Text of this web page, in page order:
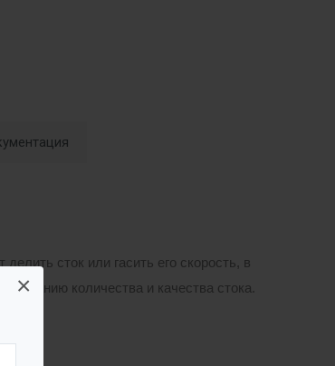
×
сток или гасить его скорость, в
количества и качества стока.